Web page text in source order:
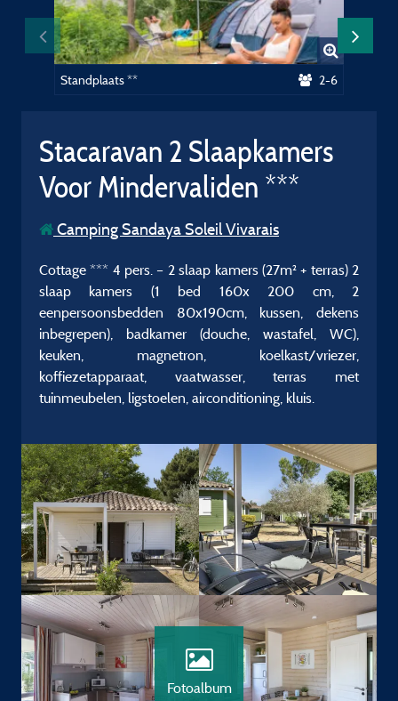
Standplaats ** 2-6
Stacaravan 2 Slaapkamers
Voor Mindervaliden ***
Camping Sandaya Soleil Vivarais
Cottage *** 4 pers. – 2 slaap kamers (27m² + terras) 2
slaap kamers (1 bed 160x 200 cm, 2
eenpersoonsbedden 80x190cm, kussen, dekens
inbegrepen), badkamer (douche, wastafel, WC),
keuken, magnetron, koelkast/vriezer,
koffiezetapparaat, vaatwasser, terras met
tuinmeubelen, ligstoelen, airconditioning, kluis.
Fotoalbum